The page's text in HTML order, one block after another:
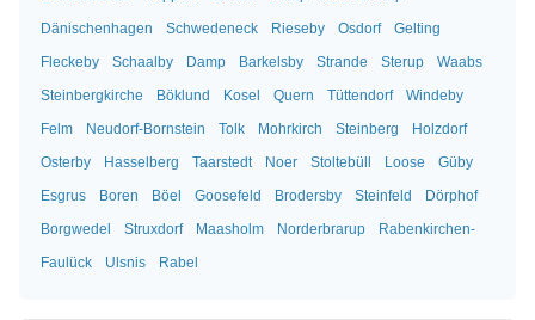
Dänischenhagen
Schwedeneck Rieseby Osdorf
Gelting
Fleckeby
Schaalby Damp Barkelsby Strande Sterup
Waabs
Steinbergkirche
Böklund Kosel Quern Tüttendorf
Windeby
Felm
Neudorf-Bornstein Tolk Mohrkirch Steinberg
Holzdorf
Osterby
Hasselberg Taarstedt Noer Stoltebüll Loose
Güby
Esgrus
Boren Böel Goosefeld Brodersby Steinfeld
Dörphof
Borgwedel
Struxdorf Maasholm Norderbrarup
Rabenkirchen-
Faulück
Ulsnis Rabel